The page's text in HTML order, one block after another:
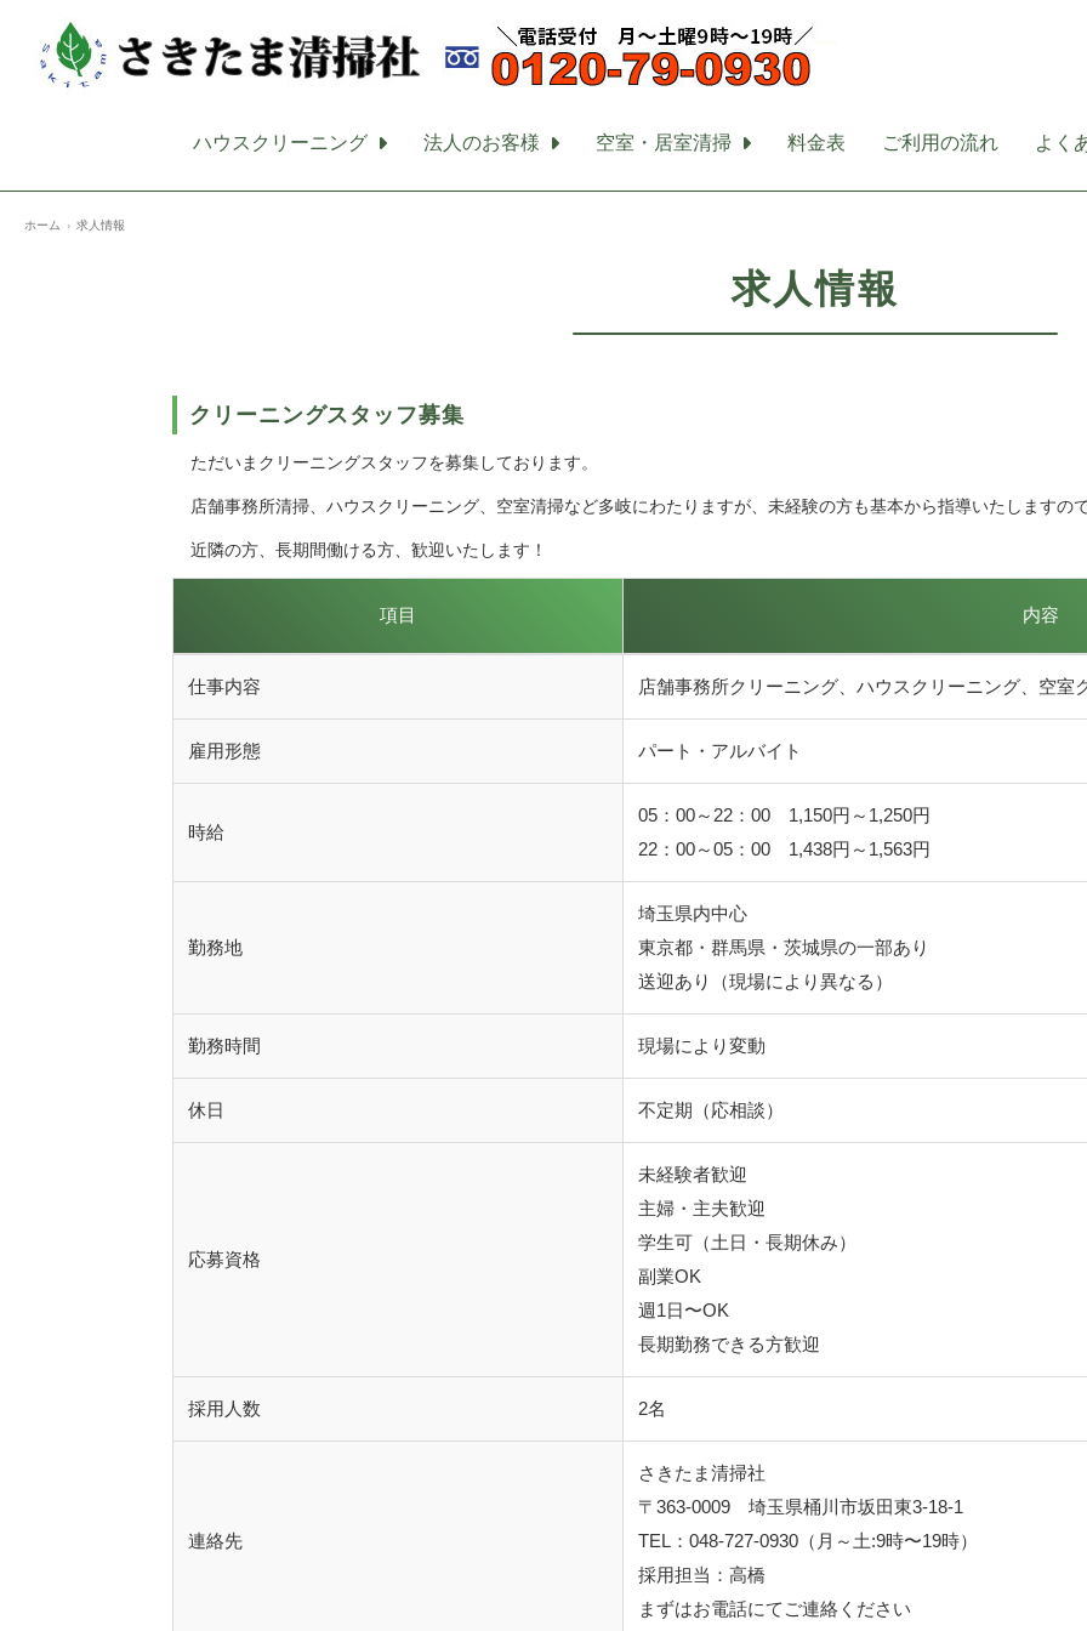
ハウスクリーニング 法人のお客様 空室・居室清掃 料金表 ご利用の流れ よく
ホーム 求人情報
求人情報
クリーニングスタッフ募集
ただいまクリーニングスタッフを募集しております。
店舗事務所清掃、ハウスクリーニング、空室清掃など多岐にわたりますが、未経験の方も基本から指導いたしますの
近隣の方、長期間働ける方、歓迎いたします！
項目 内容
仕事内容 店舗事務所クリーニング、ハウスクリーニング、空室
雇用形態 パート・アルバイト
時給
05：00～22：00 1,150円～1,250円
22：00～05：00 1,438円～1,563円
勤務地
埼玉県内中心
東京都・群馬県・茨城県の一部あり
送迎あり（現場により異なる）
勤務時間 現場により変動
休日 不定期（応相談）
応募資格
未経験者歓迎
主婦・主夫歓迎
学生可（土日・長期休み）
副業OK
週1日〜OK
長期勤務できる方歓迎
採用人数 2名
連絡先
さきたま清掃社
〒363-0009 埼玉県桶川市坂田東3-18-1
TEL：048-727-0930（月～土:9時〜19時）
採用担当：高橋
まずはお電話にてご連絡ください